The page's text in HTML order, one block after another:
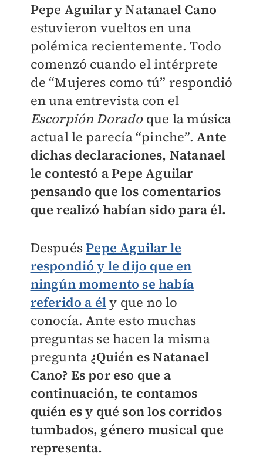
Pepe Aguilar y Natanael Cano
estuvieron vueltos en una
polémica recientemente. Todo
comenzó cuando el intérprete
de “Mujeres como tú” respondió
en una entrevista con el
Escorpión Doradoque la música
actual le parecía “pinche”.Ante
dichas declaraciones, Natanael
le contestó a Pepe Aguilar
pensando que los comentarios
que realizó habían sido para él.
DespuésPepe Aguilar le
respondió y le dijo que en
ningún momento se había
referido a ély que no lo
conocía. Ante esto muchas
preguntas se hacen la misma
pregunta ¿Quién es Natanael
Cano? Es por eso que a
continuación, te contamos
quién es y qué son los corridos
tumbados, género musical que
representa.